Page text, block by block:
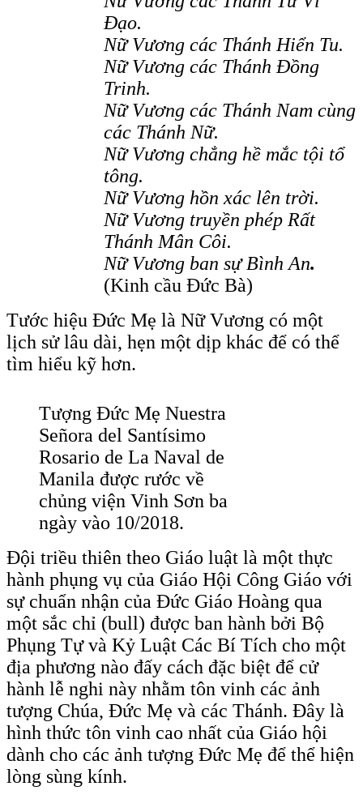
Đạo.
Nữ Vương các Thánh Hiển Tu.
Nữ Vương các Thánh Đồng
Trinh.
Nữ Vương các Thánh Nam cùng
các Thánh Nữ.
Nữ Vương chẳng hề mắc tội tổ
tông.
Nữ Vương hồn xác lên trời.
Nữ Vương truyền phép Rất
Thánh Mân Côi.
Nữ Vương ban sự Bình An.
(Kinh cầu Đức Bà)
Tước hiệu Đức Mẹ là Nữ Vương có một
lịch sử lâu dài, hẹn một dịp khác để có thể
tìm hiểu kỹ hơn.
Tượng Đức Mẹ Nuestra
Señora del Santísimo
Rosario de La Naval de
Manila được rước về
chủng viện Vinh Sơn ba
ngày vào 10/2018.
Đội triều thiên theo Giáo luật là một thực
hành phụng vụ của Giáo Hội Công Giáo với
sự chuẩn nhận của Đức Giáo Hoàng qua
một sắc chỉ (bull) được ban hành bởi Bộ
Phụng Tự và Kỷ Luật Các Bí Tích cho một
địa phương nào đấy cách đặc biệt để cử
hành lễ nghi này nhằm tôn vinh các ảnh
tượng Chúa, Đức Mẹ và các Thánh. Đây là
hình thức tôn vinh cao nhất của Giáo hội
dành cho các ảnh tượng Đức Mẹ để thể hiện
lòng sùng kính.